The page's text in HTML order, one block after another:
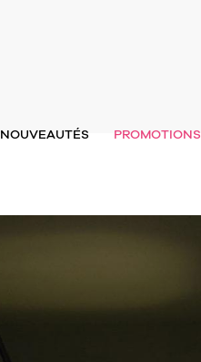
NOUVEAUTÉS PROMOTIONS